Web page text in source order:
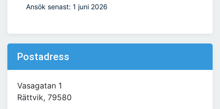
Ansök senast: 1 juni 2026
Postadress
Vasagatan 1
Rättvik, 79580